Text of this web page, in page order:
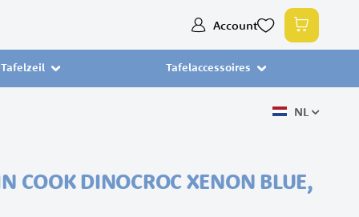
Account
Ga
inhoud
Tafelaccessoires
NL
COOK DINOCROC XENON BLUE,